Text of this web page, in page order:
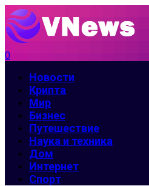
0
Новости
Крипта
Мир
Бизнес
Путешествие
Наука и техника
Дом
Интернет
Спорт